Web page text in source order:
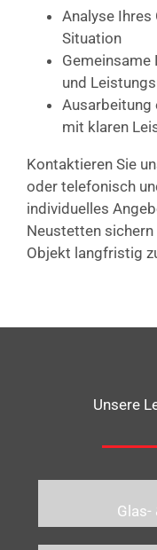
Analyse
Situation
Gemeinsame
und
Ausarbeitung
mit klaren
Kontaktieren Sie
oder telefonisch
individuelles
Neustetten
Objekt langfristig
Unsere
Glas-